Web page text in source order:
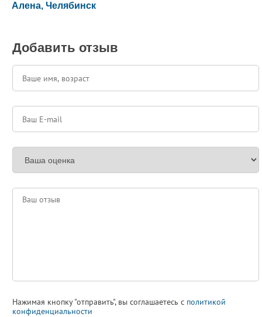
Алена, Челябинск
Добавить отзыв
Нажимая кнопку "отправить", вы соглашаетесь с политикой
конфиденциальности